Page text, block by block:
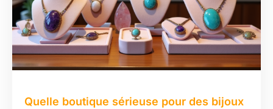
Quelle boutique sérieuse pour des bijoux